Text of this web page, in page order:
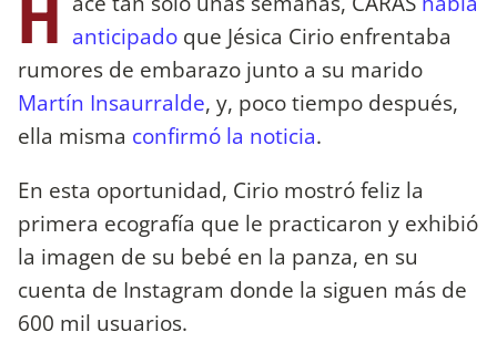
H
anticipado que Jésica Cirio enfrentaba
rumores de embarazo junto a su marido
Martín Insaurralde, y, poco tiempo después,
ella misma confirmó la noticia.
En esta oportunidad, Cirio mostró feliz la
primera ecografía que le practicaron y exhibió
la imagen de su bebé en la panza, en su
cuenta de Instagram donde la siguen más de
600 mil usuarios.